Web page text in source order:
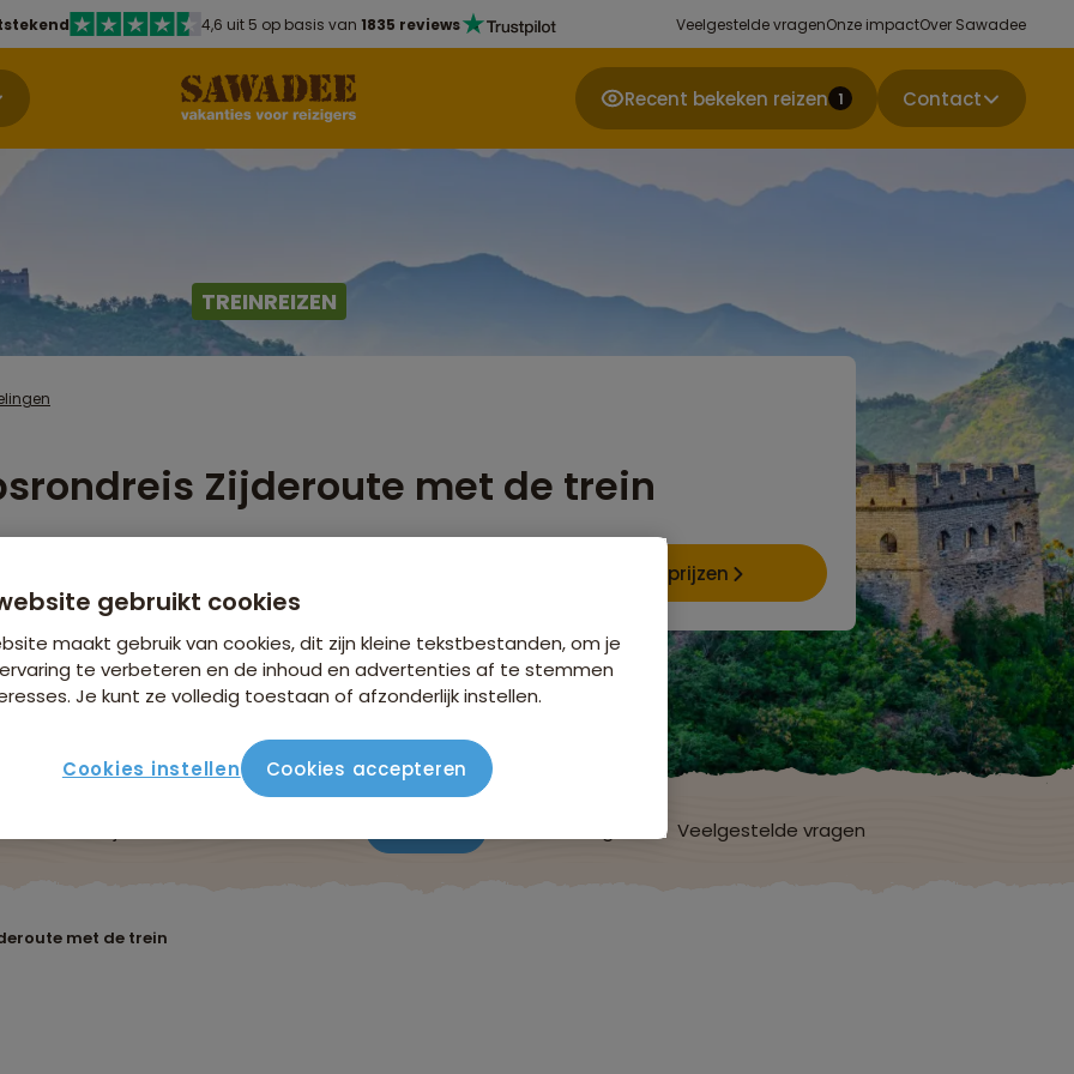
4,6 uit 5 op basis van 1835 reviews Veelgestelde vragenOnze impactOver Sawadee
Recent bekeken reizen 1 Contact
TREINREIZEN
Zijderoute met de trein
€26,25 p.p. op basis van 2 personen
Data & prijzen
Veelgestelde vragen
met de trein
gebruikt cookies
maakt gebruik van cookies, dit zijn kleine tekstbestanden, om je
te verbeteren en de inhoud en advertenties af te stemmen
Je kunt ze volledig toestaan of afzonderlijk instellen.
Cookies instellen Cookies accepteren